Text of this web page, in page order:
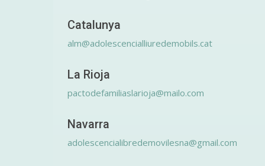
Catalunya
alm@adolescencialliuredemobils.cat
La Rioja
pactodefamiliaslarioja@mailo.com
Navarra
adolescencialibredemovilesna@gmail.com